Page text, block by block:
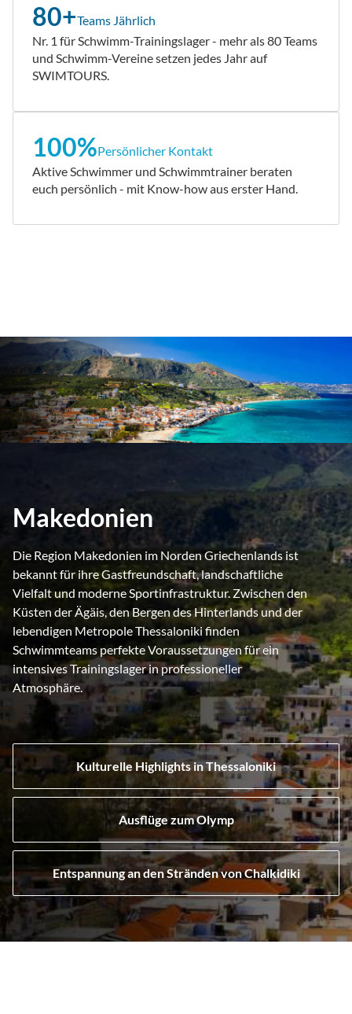
80+Teams Jährlich
Nr. 1 für Schwimm-Trainingslager - mehr als 80 Teams
und Schwimm-Vereine setzen jedes Jahr auf
SWIMTOURS.
100%Persönlicher Kontakt
Aktive Schwimmer und Schwimmtrainer beraten
euch persönlich - mit Know-how aus erster Hand.
Makedonien
Die Region Makedonien im Norden Griechenlands ist
bekannt für ihre Gastfreundschaft, landschaftliche
Vielfalt und moderne Sportinfrastruktur. Zwischen den
Küsten der Ägäis, den Bergen des Hinterlands und der
lebendigen Metropole Thessaloniki finden
Schwimmteams perfekte Voraussetzungen für ein
intensives Trainingslager in professioneller
Atmosphäre.
Kulturelle Highlights in Thessaloniki
Ausflüge zum Olymp
Entspannung an den Stränden von Chalkidiki